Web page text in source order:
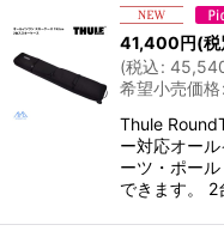
41,400円(税
(税込:
希望小売価格:
Thule
ー対応オー
ーツ・ポー
できます。